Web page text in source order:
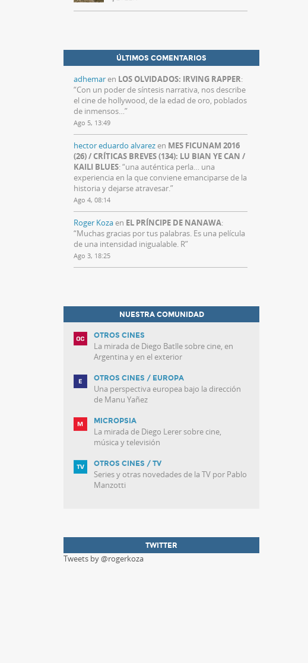
ÚLTIMOS COMENTARIOS
adhemaren LOS OLVIDADOS: IRVING RAPPER:
“Con un poder de síntesis narrativa, nos describe
el cine de hollywood, de la edad de oro, poblados
de inmensos…”
Ago 5, 13:49
hector eduardo alvarezen MES FICUNAM 2016
(26) / CRÍTICAS BREVES (134): LU BIAN YE CAN /
KAILI BLUES: “una auténtica perla… una
experiencia en la que conviene emanciparse de la
historia y dejarse atravesar.”
Ago 4, 08:14
Roger Kozaen EL PRÍNCIPE DE NANAWA:
“Muchas gracias por tus palabras. Es una película
de una intensidad inigualable. R”
Ago 3, 18:25
NUESTRA COMUNIDAD
OTROS CINES
La mirada de Diego Batlle sobre cine, en
Argentina y en el exterior
OTROS CINES / EUROPA
Una perspectiva europea bajo la dirección
de Manu Yañez
MICROPSIA
La mirada de Diego Lerer sobre cine,
música y televisión
OTROS CINES / TV
Series y otras novedades de la TV por Pablo
Manzotti
TWITTER
Tweets by @rogerkoza